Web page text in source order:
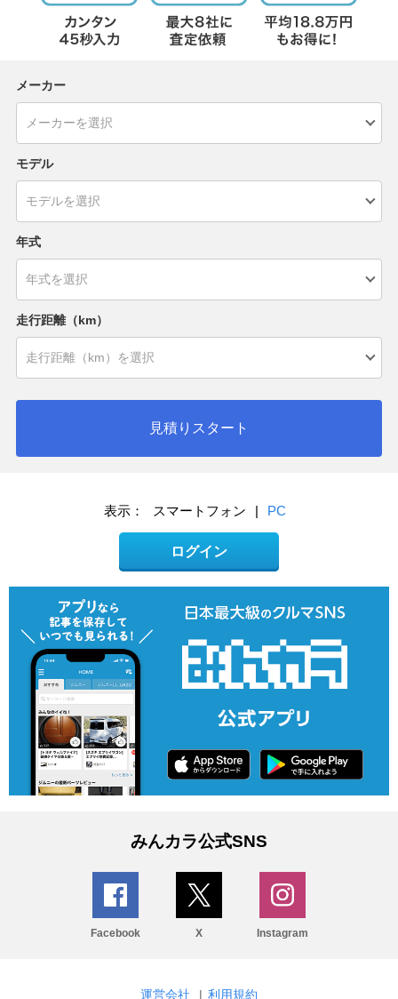
メーカー
モデル
年式
走行距離（km）
見積りスタート
表示： スマートフォン | PC
ログイン
みんカラ公式SNS
Facebook X Instagram
運営会社 | 利用規約